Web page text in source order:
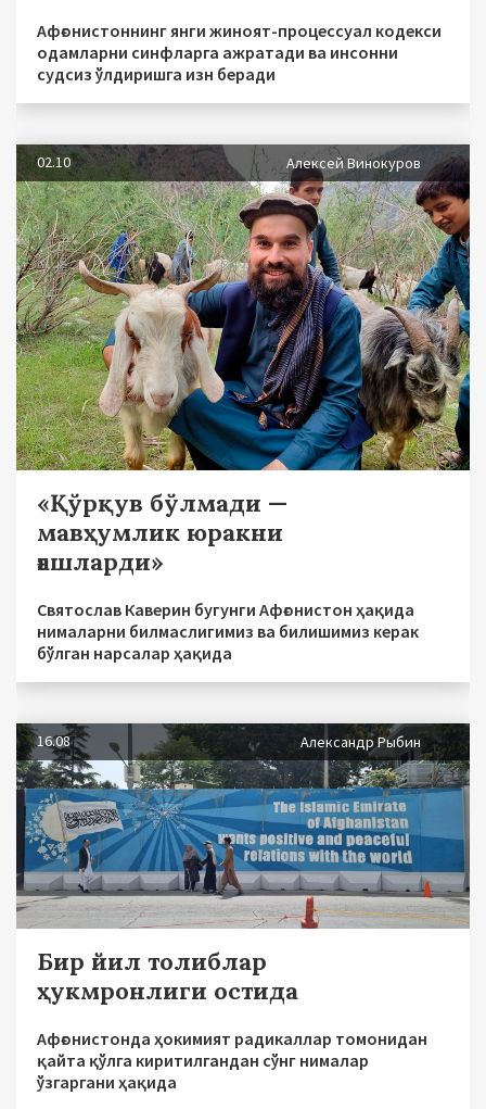
Афғонистоннинг янги жиноят-процессуал кодекси
одамларни синфларга ажратади ва инсонни
судсиз ўлдиришга изн беради
02.10 Алексей Винокуров
«Қўрқув бўлмади —
мавҳумлик юракни
ғашларди»
Святослав Каверин бугунги Афғонистон ҳақида
нималарни билмаслигимиз ва билишимиз керак
бўлган нарсалар ҳақида
16.08 Александр Рыбин
Бир йил толиблар
ҳукмронлиги остида
Афғонистонда ҳокимият радикаллар томонидан
қайта қўлга киритилгандан сўнг нималар
ўзгаргани ҳақида